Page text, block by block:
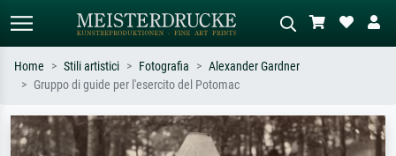
Cerca per artista, titolo o stile – es.
Monet, Notte stellata,
Descrivi la scena – es. prato verde,
astratto con molto rosso, dipinto a
Home Stili artistici Fotografia
Alexander Gardner
Gruppo di guide per l'esercito del Potomac